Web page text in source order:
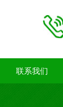
联系我们